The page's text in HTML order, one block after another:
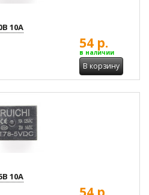
10А
54 р.
в наличии
В корзину
10А